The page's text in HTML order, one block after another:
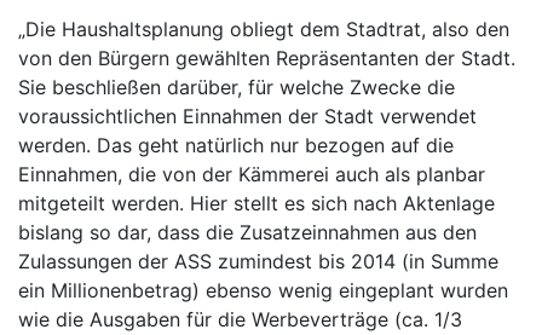
„Die Haushaltsplanung obliegt dem Stadtrat, also den
von den Bürgern gewählten Repräsentanten der Stadt.
Sie beschließen darüber, für welche Zwecke die
voraussichtlichen Einnahmen der Stadt verwendet
werden. Das geht natürlich nur bezogen auf die
Einnahmen, die von der Kämmerei auch als planbar
mitgeteilt werden. Hier stellt es sich nach Aktenlage
bislang so dar, dass die Zusatzeinnahmen aus den
Zulassungen der ASS zumindest bis 2014 (in Summe
ein Millionenbetrag) ebenso wenig eingeplant wurden
wie die Ausgaben für die Werbeverträge (ca. 1/3